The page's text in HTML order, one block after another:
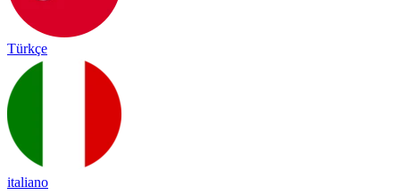
Türkçe
italiano